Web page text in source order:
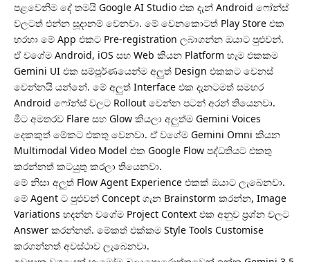
පළවෙනිම දේ තමයි Google AI Studio එක දැන් Android ෆෝන්ස්
වලටත් එන්න සූදානම් වෙනවා. මේ වෙනකොටත් Play Store එක
හරහා මේ App එකට Pre-registration ලබාගන්න ඔයාට පුළුවන්.
ඒ වගේම Android, iOS සහ Web කියන Platform හැම එකකම
Gemini UI එක සම්පූර්ණයෙන්ම අලුත් Design එකකට වෙනස්
වෙන්නයි යන්නේ. මේ අලුත් Interface එක දැනටමත් සමහර
Android ෆෝන්ස් වලට Rollout වෙන්න පටන් අරන් තියෙනවා.
මීට අමතරව Flare සහ Glow කියලා අලුත්ම Gemini Voices
දෙකකුත් මේකට එකතු වෙනවා. ඒ වගේම Gemini Omni කියන
Multimodal Video Model එක Google Flow පද්ධතියට එකතු
කරන්නත් කටයුතු කරලා තියෙනවා.
මේ නිසා අලුත් Flow Agent Experience එකක් ඔයාට ලැබෙනවා.
මේ Agent ට පුළුවන් Concept ගැන Brainstorm කරන්න, Image
Variations හදන්න වගේම Project Context එක අනුව ප්‍රශ්න වලට
Answer කරන්නත්. මේකත් එක්කම Style Tools Customise
කරගන්නත් අවස්ථාව ලැබෙනවා.